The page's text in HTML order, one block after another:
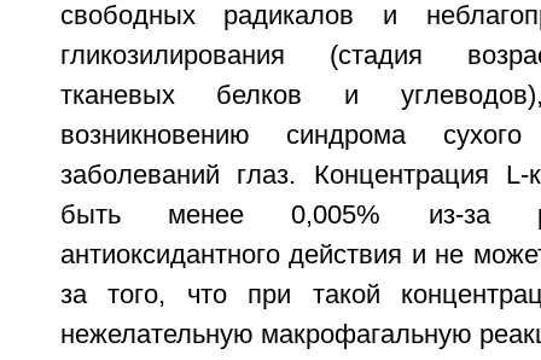
свободных радикалов и
гликозилирования (стадия
тканевых белков и
возникновению синдрома
заболеваний глаз. Концентрация
быть менее 0,005% из-за
антиоксидантного действия и не
за того, что при такой
нежелательную макрофагальную